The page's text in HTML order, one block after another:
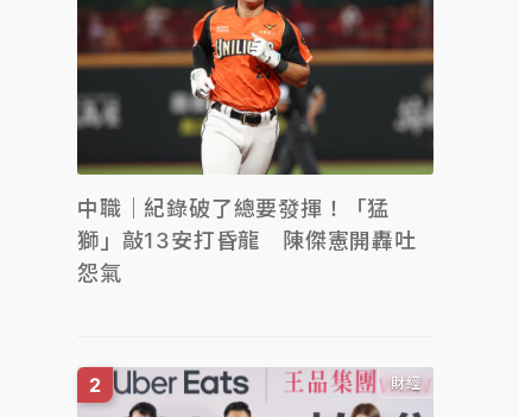
中職｜紀錄破了總要發揮！「猛
獅」敲13安打昏龍 陳傑憲開轟吐
怨氣
財經